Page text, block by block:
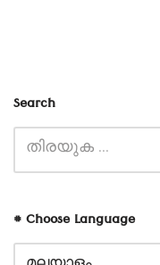
Search
# Choose Language